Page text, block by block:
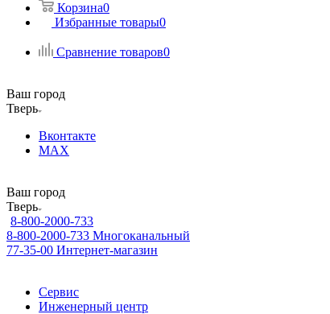
Корзина0
Избранные товары0
Сравнение товаров0
Ваш город
Тверь
Вконтакте
MAX
Ваш город
Тверь
8-800-2000-733
8-800-2000-733 Многоканальный
77-35-00 Интернет-магазин
Сервис
Инженерный центр